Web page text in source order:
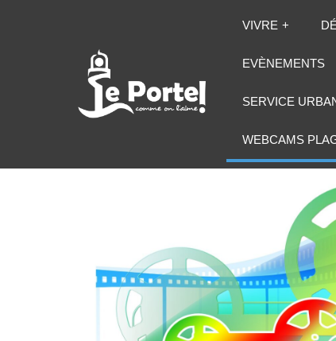
VIVRE
EVÈNEMENTS
SERVICE
WEBCAMS